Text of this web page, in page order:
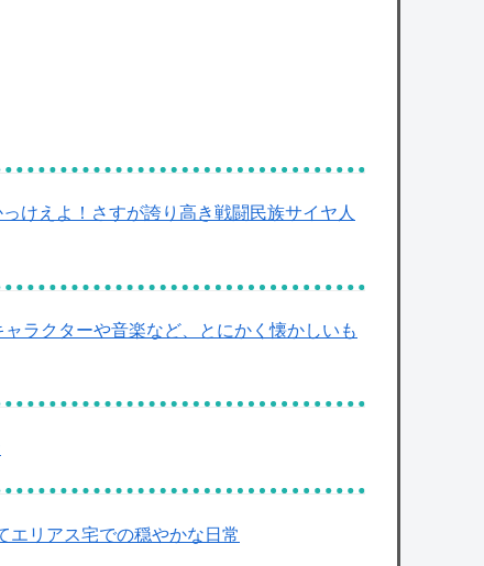
けえよ！さすが誇り高き戦闘民族サイヤ人
ラクターや音楽など、とにかく懐かしいも
エリアス宅での穏やかな日常